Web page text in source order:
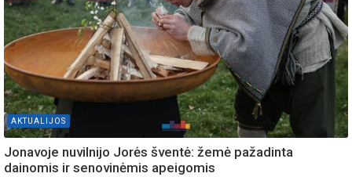
AKTUALIJOS
Jonavoje nuvilnijo Jorės šventė: žemė pažadinta
dainomis ir senovinėmis apeigomis